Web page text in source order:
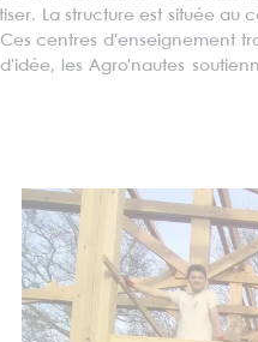
La structure est située
centres d'enseignement
lesAgro'nautes